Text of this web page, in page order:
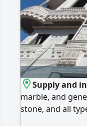
Supply and
marble, and
stone, and all